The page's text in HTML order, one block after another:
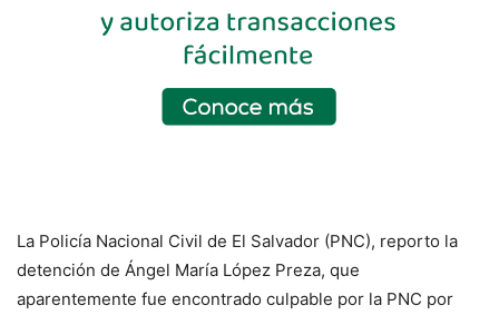
La Policía Nacional Civil de El Salvador (PNC), reporto la
detención de Ángel María López Preza, que
aparentemente fue encontrado culpable por la PNC por